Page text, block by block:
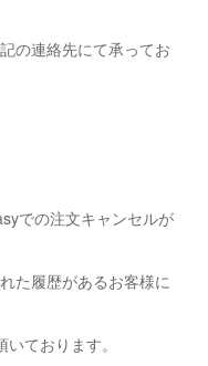
の連絡先にて承ってお
での注文キャンセルが
た履歴があるお客様に
ております。